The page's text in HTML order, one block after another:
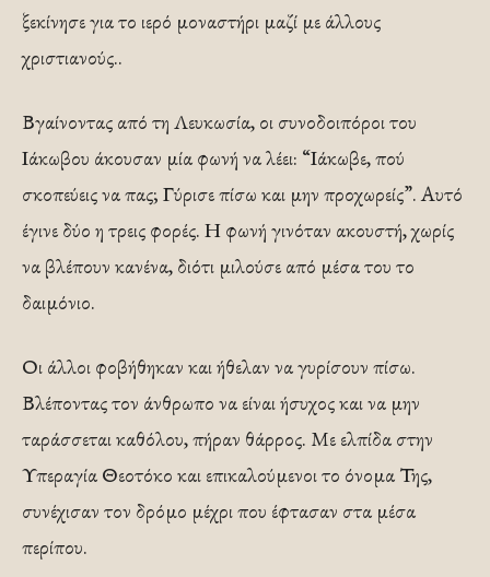
ξεκίνησε για το ιερό μοναστήρι μαζί με άλλους
χριστιανούς..
Βγαίνοντας από τη Λευκωσία, οι συνοδοιπόροι του
Ιάκωβου άκουσαν μία φωνή να λέει: “Ιάκωβε, πού
σκοπεύεις να πας; Γύρισε πίσω και μην προχωρείς”. Αυτό
έγινε δύο η τρεις φορές. Η φωνή γινόταν ακουστή, χωρίς
να βλέπουν κανένα, διότι μιλούσε από μέσα του το
δαιμόνιο.
Οι άλλοι φοβήθηκαν και ήθελαν να γυρίσουν πίσω.
Βλέποντας τον άνθρωπο να είναι ήσυχος και να μην
ταράσσεται καθόλου, πήραν θάρρος. Με ελπίδα στην
Υπεραγία Θεοτόκο και επικαλούμενοι το όνομα Της,
συνέχισαν τον δρόμο μέχρι που έφτασαν στα μέσα
περίπου.